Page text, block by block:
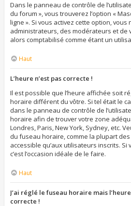
Dans le panneau de contrôle de
du forum », vous trouverez l’option «
ligne ». Si vous activez cette option,
administrateurs, des modérateurs et de
alors comptabilisé comme étant un
Haut
L’heure n’est pas correcte !
Il est possible que l’heure affichée soit
horaire différent du vôtre. Si tel était le
dans le panneau de contrôle de
horaire afin de trouver votre zone
Londres, Paris, New York, Sydney, etc.
du fuseau horaire, comme la plupart
accessible qu’aux utilisateurs inscrits. Si
c’est l’occasion idéale de le faire.
Haut
J’ai réglé le fuseau horaire mais
correcte !